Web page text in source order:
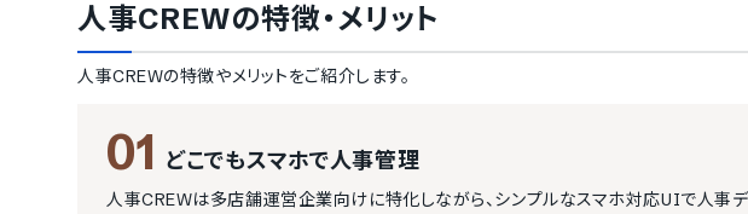
人事CREWの特徴・メリット
人事CREWの特徴やメリットをご紹介します。
01 どこでもスマホで人事管理
人事CREWは多店舗運営企業向けに特化しながら、シンプルなスマホ対応UIで人事